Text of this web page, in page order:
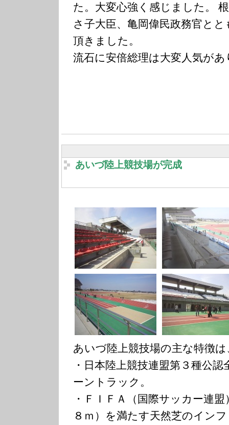
た。大変心強く感じました。
さ子大臣、亀岡偉民政務官と
頂きました。
流石に安倍総理は大変人気が
あいづ陸上競技場が完成
あいづ陸上競技場の主な特徴は
・日本陸上競技連盟第３種公
ーントラック。
・ＦＩＦＡ（国際サッカー連
８ｍ）を満たす天然芝のイン